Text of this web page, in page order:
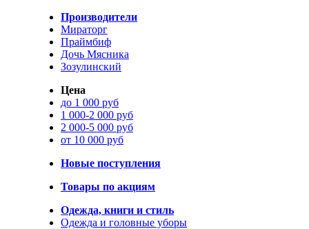
Производители
Мираторг
Праймбиф
Дочь Мясника
Зозулинский
Цена
до 1 000 руб
1 000-2 000 руб
2 000-5 000 руб
от 10 000 руб
Новые поступления
Товары по акциям
Одежда, книги и стиль
Одежда и головные уборы